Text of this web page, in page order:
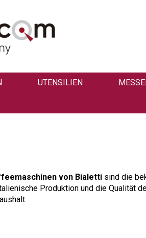
UTENSILIEN
von Bialetti sind die
Produktion und die Qualität